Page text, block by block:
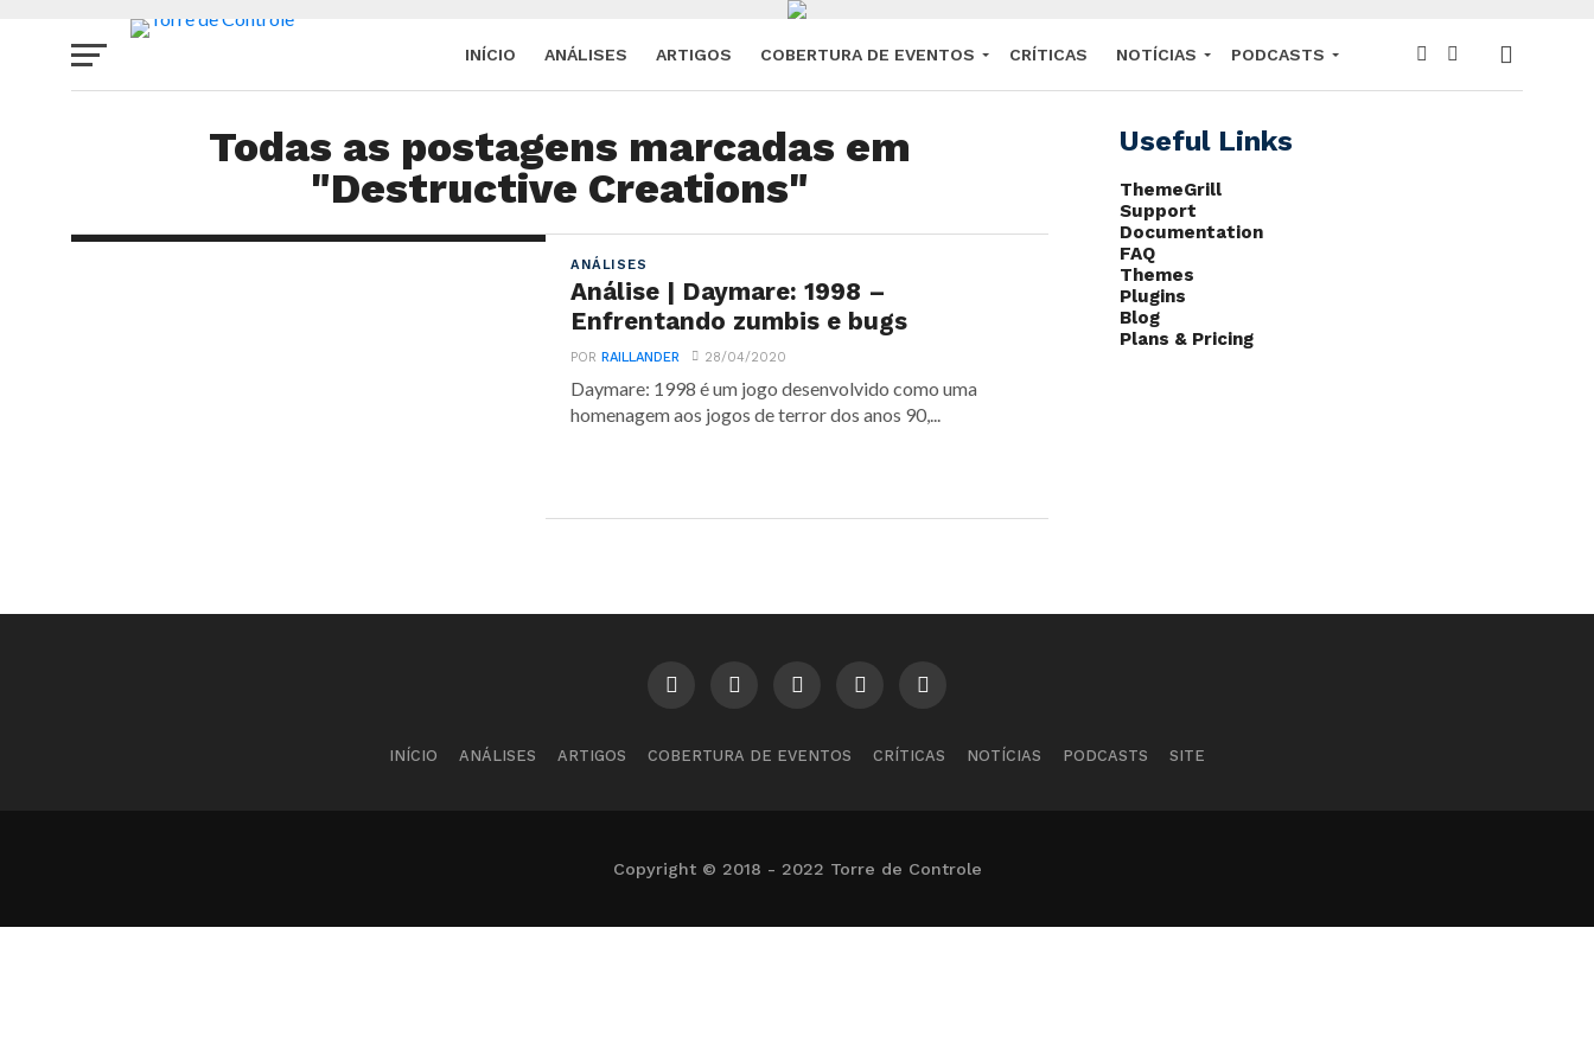
INÍCIO ANÁLISES ARTIGOS COBERTURA DE EVENTOS CRÍTICAS NOTÍCIAS PODCASTS
Todas as postagens marcadas em
"Destructive Creations"
ANÁLISES
Análise | Daymare: 1998 –
Enfrentando zumbis e bugs
PORRAILLANDER 28/04/2020
Daymare: 1998 é um jogo desenvolvido como uma
homenagem aos jogos de terror dos anos 90,...
Useful Links
ThemeGrill
Support
Documentation
FAQ
Themes
Plugins
Blog
Plans & Pricing
INÍCIO ANÁLISES ARTIGOS COBERTURA DE EVENTOS CRÍTICAS NOTÍCIAS PODCASTS SITE
Copyright © 2018 - 2022 Torre de Controle